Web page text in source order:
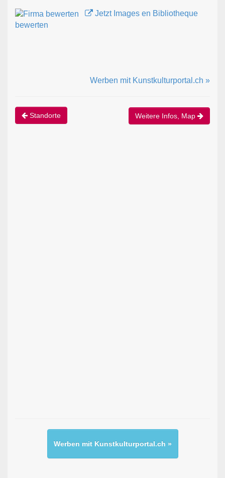
Jetzt Images en Bibliotheque
bewerten
Werben mit Kunstkulturportal.ch »
Standorte Weitere Infos, Map
Werben mit Kunstkulturportal.ch »